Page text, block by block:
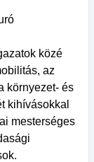
közé
az
környezet- és
kihívásokkal
mesterséges